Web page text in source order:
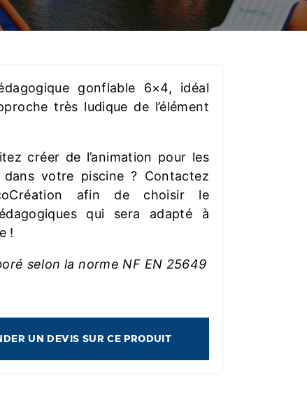
gonflable 6×4, idéal
très ludique de l’élément
créer de l’animation pour les
dans votre piscine ? Contactez
afin de choisir le
qui sera adapté à
!
selon la norme NF EN 25649
UN DEVIS SUR CE PRODUIT